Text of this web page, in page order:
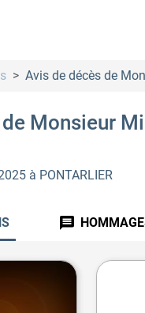
Avis de décès de
Monsieur
à PONTARLIER